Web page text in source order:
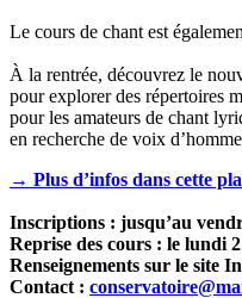
Le cours de chant est
À la rentrée, découvrez le
pour explorer des répertoires
pour les amateurs de chant
en recherche de voix
→ Plus d’infos dans cette
Inscriptions : jusqu’au
Reprise des cours : le lundi
Renseignements sur le site
Contact :